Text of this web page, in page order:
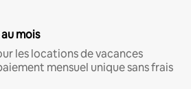
mois
les locations de vacances
mensuel unique sans frais